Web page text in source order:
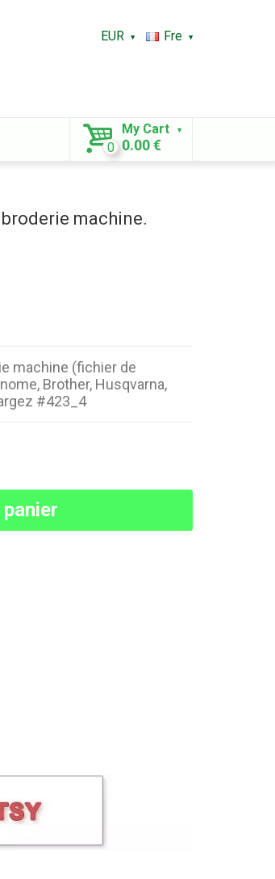
EUR
Fre
My Cart
0 0.00 €
machine.
machine (fichier de
Brother, Husqvarna,
#423_4